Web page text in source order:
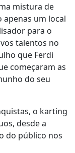
mistura de
um local
para o
talentos no
que Ferdi
começaram as
do seu
o karting
desde a
do público nos